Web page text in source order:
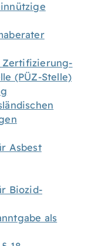
Zertifizierung-
(PÜZ-Stelle)
Asbest
Biozid-
als